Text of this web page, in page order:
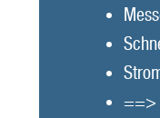
==>